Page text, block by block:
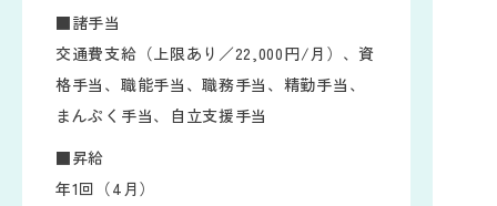
■諸手当
交通費支給（上限あり／22,000円/月）、資
格手当、職能手当、職務手当、精勤手当、
まんぷく手当、自立支援手当
■昇給
年1回（4月）